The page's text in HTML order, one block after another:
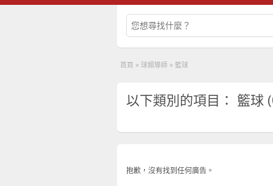
首頁 » 球類導師 » 籃球
以下類別的項目： 籃球
抱歉，沒有找到任何廣告。